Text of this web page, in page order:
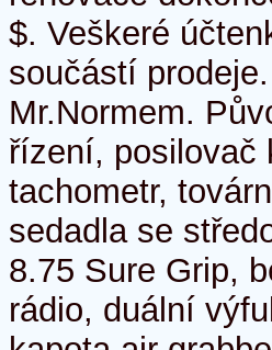
$. Veškeré
součástí
Mr.Normem.
řízení, posilovač
tachometr,
sedadla se
8.75 Sure Grip,
rádio, duální